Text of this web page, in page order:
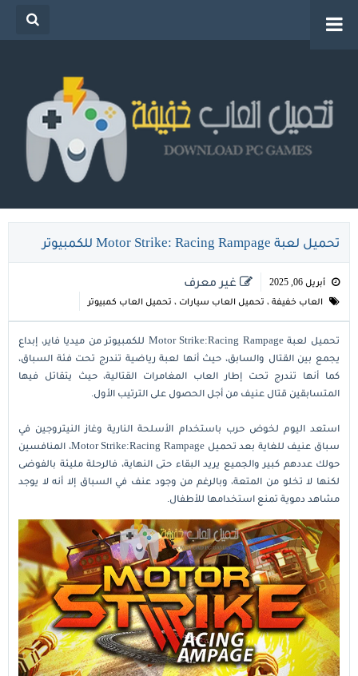
تحميل العاب خفيفة للكمبيوتر من ميديا فاير للاجهزة
الضعيفة
تحميل لعبة Motor Strike: Racing Rampage للكمبيوتر
أبريل 06, 2025
العاب خفيفة ، تحميل العاب سيارات ، تحميل العاب كمبيوتر
غير معرف
تحميل لعبة Motor Strike:Racing Rampage للكمبيوتر من ميديا فاير، إبداع
يجمع بين القتال والسابق، حيث أنها لعبة رياضية تندرج تحت فئة السباق،
كما أنها تندرج تحت إطار العاب المغامرات القتالية، حيث يتقاتل فيها
المتسابقين قتال عنيف من أجل الحصول على الترتيب الأول.
استعد اليوم لخوض حرب باستخدام الأسلحة النارية وغاز النيتروجين في
سباق عنيف للغاية بعد تحميل Motor Strike:Racing Rampage، المنافسين
حولك عددهم كبير والجميع يريد البقاء حتى النهاية، فالرحلة مليئة بالفوضى
لكنها لا تخلو من المتعة، وبالرغم من وجود عنف في السباق إلا أنه لا يوجد
مشاهد دموية تمنع استخدامها للأطفال.